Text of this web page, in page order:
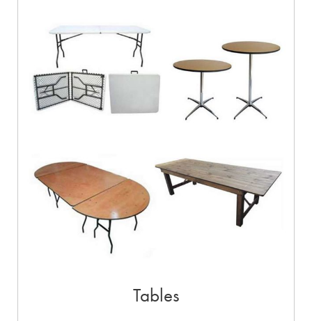
Tables